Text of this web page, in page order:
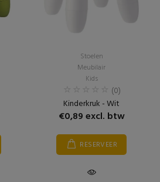
Stoelen
Meubilair
Kids
(0)
Kinderkruk - Wit
€0,89 excl. btw
RESERVEER